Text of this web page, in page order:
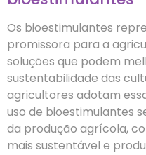
Os bioestimulantes
promissora para a
soluções que podem
sustentabilidade das
agricultores adotam
uso de bioestimulantes
da produção agrícola,
mais sustentável e